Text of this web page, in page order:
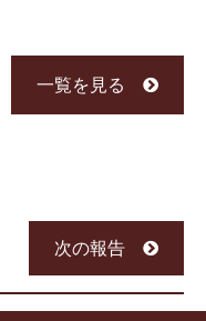
一覧を見る
次の報告